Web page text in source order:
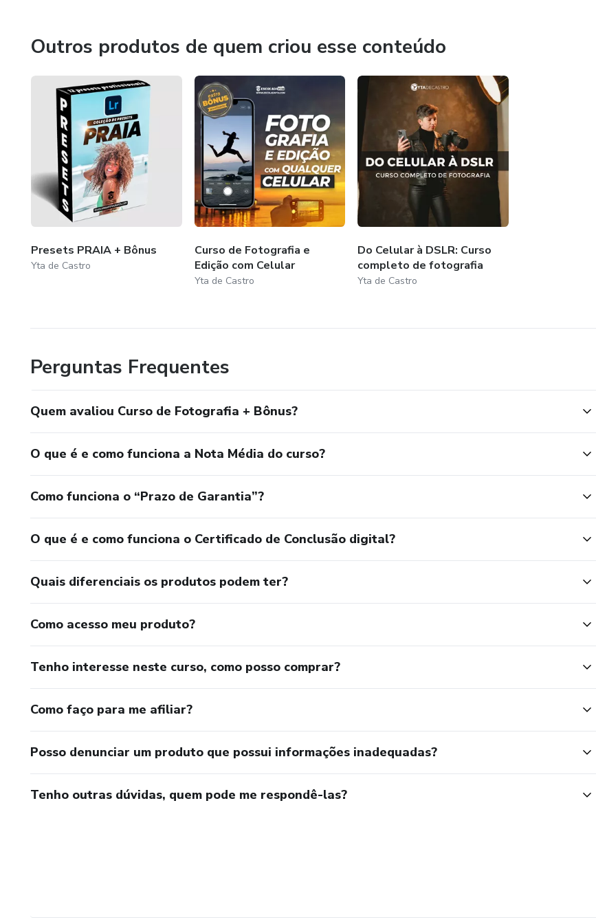
Outros produtos de quem criou esse conteúdo
Presets PRAIA + Bônus
Yta de Castro
Curso de Fotografia e
Edição com Celular
Yta de Castro
Do Celular à DSLR: Curso
completo de fotografia
Yta de Castro
Perguntas Frequentes
Quem avaliou Curso de Fotografia + Bônus?
O que é e como funciona a Nota Média do curso?
Como funciona o “Prazo de Garantia”?
O que é e como funciona o Certificado de Conclusão digital?
Quais diferenciais os produtos podem ter?
Como acesso meu produto?
Tenho interesse neste curso, como posso comprar?
Como faço para me afiliar?
Posso denunciar um produto que possui informações inadequadas?
Tenho outras dúvidas, quem pode me respondê-las?